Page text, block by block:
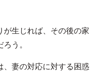
生じれば、その後の家
う。
、妻の対応に対する困惑